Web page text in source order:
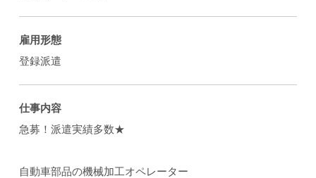
雇用形態
登録派遣
仕事内容
急募！派遣実績多数★
自動車部品の機械加工オペレーター